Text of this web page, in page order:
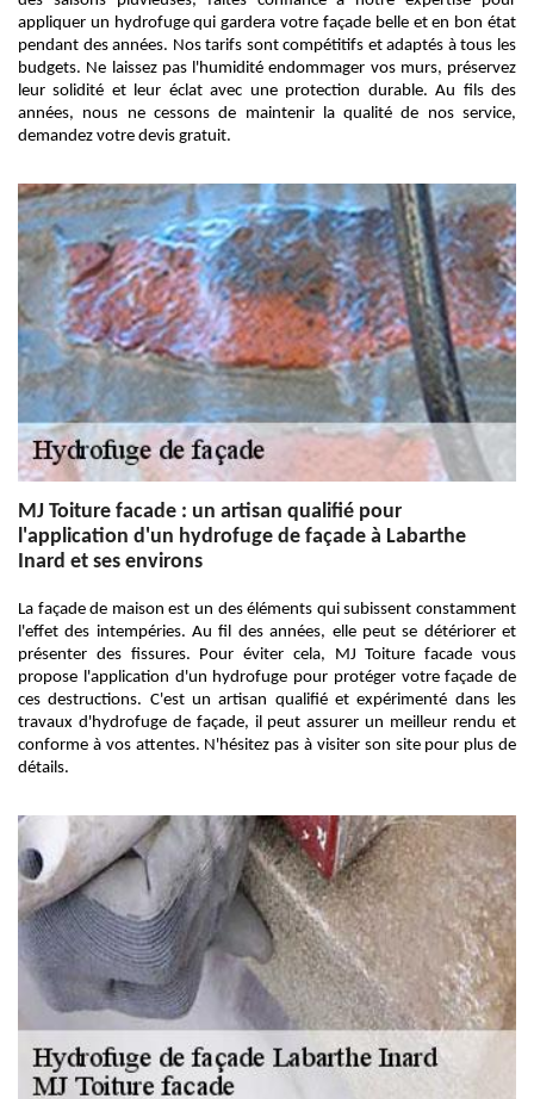
appliquer un hydrofuge qui gardera votre façade belle et en bon état
pendant des années. Nos tarifs sont compétitifs et adaptés à tous les
budgets. Ne laissez pas l'humidité endommager vos murs, préservez
leur solidité et leur éclat avec une protection durable. Au fils des
années, nous ne cessons de maintenir la qualité de nos service,
demandez votre devis gratuit.
MJ Toiture facade : un artisan qualifié pour
l'application d'un hydrofuge de façade à Labarthe
Inard et ses environs
La façade de maison est un des éléments qui subissent constamment
l'effet des intempéries. Au fil des années, elle peut se détériorer et
présenter des fissures. Pour éviter cela, MJ Toiture facade vous
propose l'application d'un hydrofuge pour protéger votre façade de
ces destructions. C'est un artisan qualifié et expérimenté dans les
travaux d'hydrofuge de façade, il peut assurer un meilleur rendu et
conforme à vos attentes. N'hésitez pas à visiter son site pour plus de
détails.